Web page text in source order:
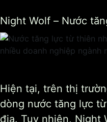
Night Wolf – Nước
Hiện tại, trên thị
dòng nước tăng lực
địa. Tuy nhiên, Night